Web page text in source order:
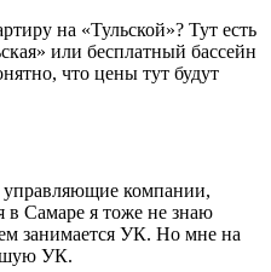
на «Тульской»? Тут есть
или бесплатный бассейн
что цены тут будут
управляющие компании,
Самаре я тоже не знаю
занимается УК. Но мне на
УК.